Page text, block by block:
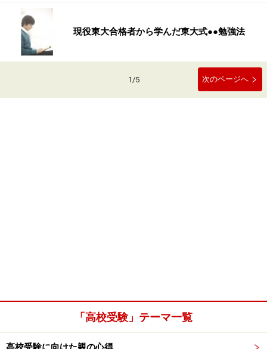
現役東大合格者から学んだ東大式●●勉強法
1/5 次のページへ
「高校受験」テーマ一覧